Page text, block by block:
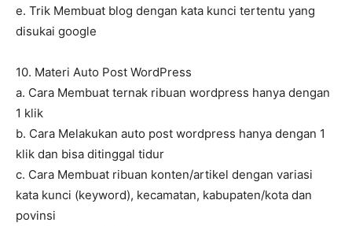
e. Trik Membuat blog dengan kata kunci tertentu yang
disukai google
10. Materi Auto Post WordPress
a. Cara Membuat ternak ribuan wordpress hanya dengan
1 klik
b. Cara Melakukan auto post wordpress hanya dengan 1
klik dan bisa ditinggal tidur
c. Cara Membuat ribuan konten/artikel dengan variasi
kata kunci (keyword), kecamatan, kabupaten/kota dan
povinsi